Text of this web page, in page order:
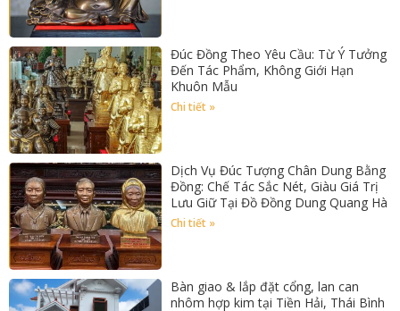
Đúc Đồng Theo Yêu Cầu: Từ Ý Tưởng
Đến Tác Phẩm, Không Giới Hạn
Khuôn Mẫu
Chi tiết »
Dịch Vụ Đúc Tượng Chân Dung Bằng
Đồng: Chế Tác Sắc Nét, Giàu Giá Trị
Lưu Giữ Tại Đồ Đồng Dung Quang Hà
Chi tiết »
Bàn giao & lắp đặt cổng, lan can
nhôm hợp kim tại Tiền Hải, Thái Bình